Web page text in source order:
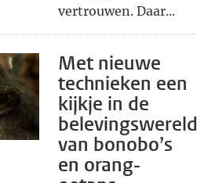
vertrouwen. Daar...
Met nieuwe
technieken een
kijkje in de
belevingswereld
van bonobo’s
en orang-